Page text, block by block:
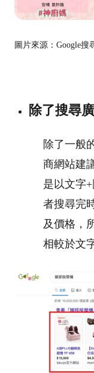
圖片來源：Google搜
除了搜尋
除了一般
商網站建
是以文字
者搜尋完
及價格，
相較於文